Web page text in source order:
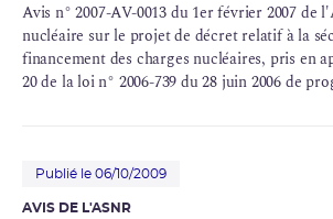
Avis n° 2007-AV-0013 du 1er février 2007 de
nucléaire sur le projet de décret relatif à la
financement des charges nucléaires, pris en
20 de la loi n° 2006-739 du 28 juin 2006 de
Publié le 06/10/2009
AVIS DE L'ASNR